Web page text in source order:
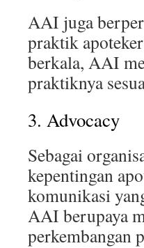
AAI juga
praktik
berkala, AAI
praktiknya
3. Advocacy
Sebagai
kepentingan
komunikasi
AAI berupaya
perkembangan